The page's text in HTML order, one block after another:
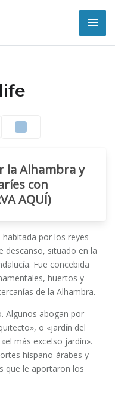
la Alhambra y
con
AQUÍ)
habitada por los reyes
descanso, situado en la
Fue concebida
huertos y
de la Alhambra.
Algunos abogan por
o «jardín del
más excelso jardín».
hispano-árabes y
que le aportaron los